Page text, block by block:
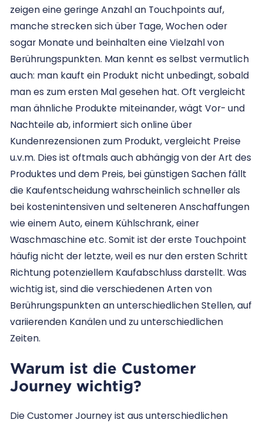
zeigen eine geringe Anzahl an Touchpoints auf,
manche strecken sich über Tage, Wochen oder
sogar Monate und beinhalten eine Vielzahl von
Berührungspunkten. Man kennt es selbst vermutlich
auch: man kauft ein Produkt nicht unbedingt, sobald
man es zum ersten Mal gesehen hat. Oft vergleicht
man ähnliche Produkte miteinander, wägt Vor- und
Nachteile ab, informiert sich online über
Kundenrezensionen zum Produkt, vergleicht Preise
u.v.m. Dies ist oftmals auch abhängig von der Art des
Produktes und dem Preis, bei günstigen Sachen fällt
die Kaufentscheidung wahrscheinlich schneller als
bei kostenintensiven und selteneren Anschaffungen
wie einem Auto, einem Kühlschrank, einer
Waschmaschine etc. Somit ist der erste Touchpoint
häufig nicht der letzte, weil es nur den ersten Schritt
Richtung potenziellem Kaufabschluss darstellt. Was
wichtig ist, sind die verschiedenen Arten von
Berührungspunkten an unterschiedlichen Stellen, auf
variierenden Kanälen und zu unterschiedlichen
Zeiten.
Warum ist die Customer
Journey wichtig?
Die Customer Journey ist aus unterschiedlichen